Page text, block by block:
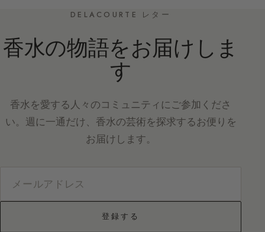
DELACOURTE レター
香水の物語をお届けしま
す
香水を愛する人々のコミュニティにご参加くださ
い。週に一通だけ、香水の芸術を探求するお便りを
お届けします。
登録する